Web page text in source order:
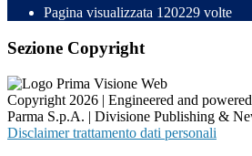
Pagina visualizzata 120229 volte
Sezione Copyright
Copyright 2026 | Engineered and
Parma S.p.A. | Divisione Publishing &
Disclaimer trattamento dati personali